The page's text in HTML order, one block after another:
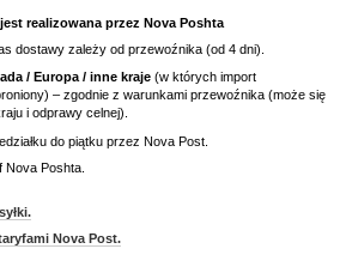
realizowana przez Nova Poshta
dostawy zależy od przewoźnika (od 4 dni).
/ Europa / inne kraje (w których import
– zgodnie z warunkami przewoźnika (może się
i odprawy celnej).
do piątku przez Nova Post.
Nova Poshta.
Nova Post.